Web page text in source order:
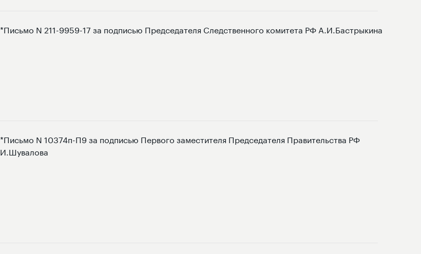
*Письмо N 211-9959-17 за подписью Председателя Следственного комитета РФ А.И.Бастрыкина
*Письмо N 10374п-П9 за подписью Первого заместителя Председателя Правительства РФ
И.Шувалова